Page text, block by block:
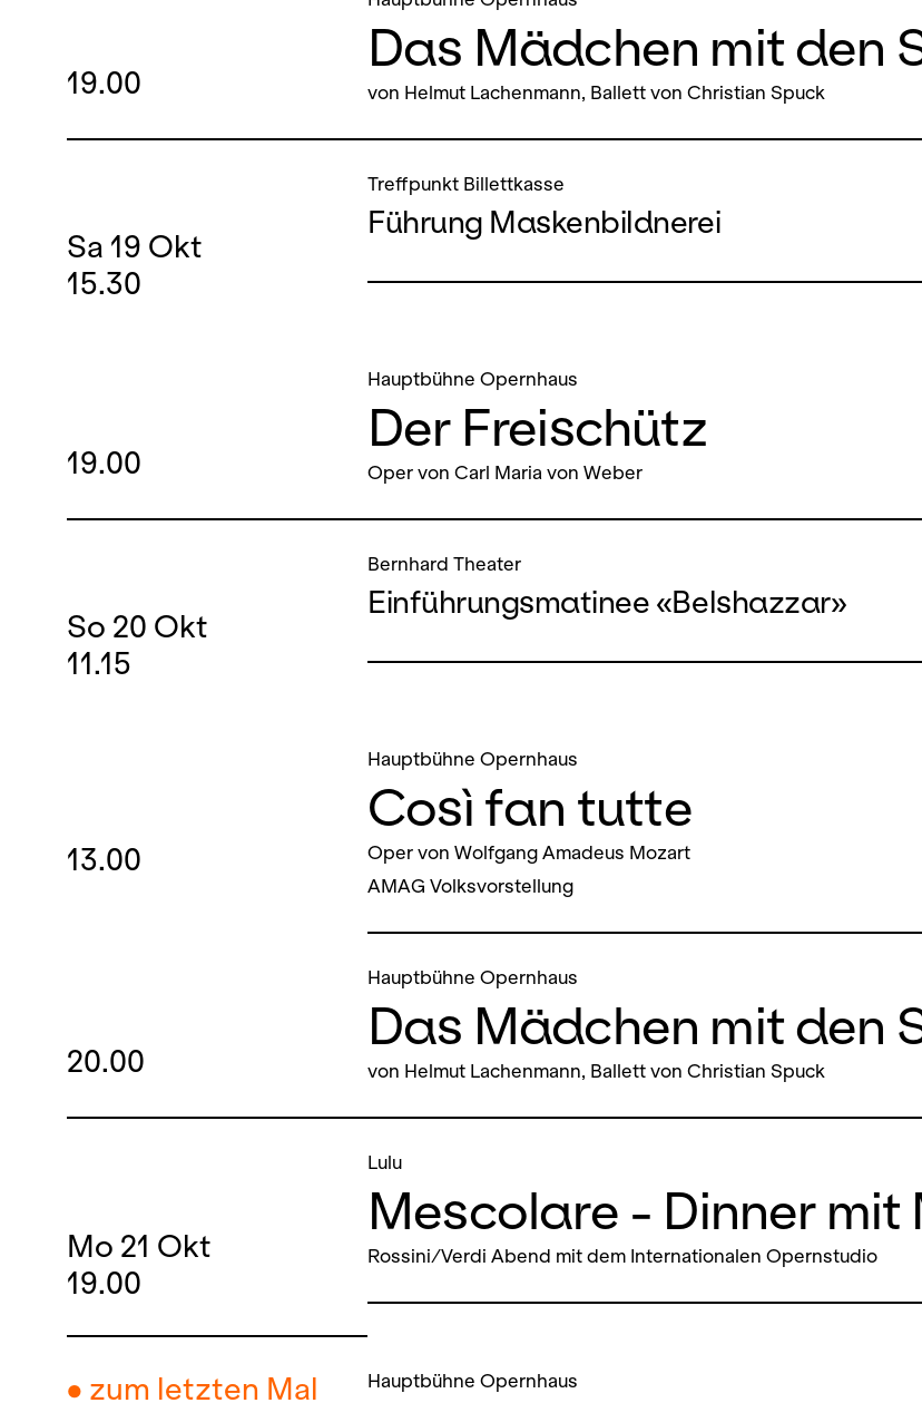
19.00
Das Mädchen mit den
von Helmut Lachenmann, Ballett von Christian Spuck
Sa 19 Okt
15.30
Treffpunkt Billettkasse
Führung Maskenbildnerei
19.00
Hauptbühne Opernhaus
Der Freischütz
Oper von Carl Maria von Weber
So 20 Okt
11.15
Bernhard Theater
Einführungsmatinee «Belshazzar»
13.00
Hauptbühne Opernhaus
Così fan tutte
Oper von Wolfgang Amadeus Mozart
AMAG Volksvorstellung
20.00
Hauptbühne Opernhaus
Das Mädchen mit den
von Helmut Lachenmann, Ballett von Christian Spuck
Mo 21 Okt
19.00
Lulu
Mescolare - Dinner mit
Rossini/Verdi Abend mit dem Internationalen Opernstudio
● zum letzten Mal Hauptbühne Opernhaus